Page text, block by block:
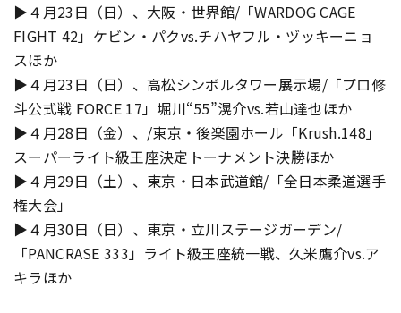
▶４月23日（日）、大阪・世界館/「WARDOG CAGE
FIGHT 42」ケビン・パクvs.チハヤフル・ヅッキーニョ
スほか
▶４月23日（日）、高松シンボルタワー展示場/「プロ修
斗公式戦 FORCE 17」堀川“55”滉介vs.若山達也ほか
▶４月28日（金）、/東京・後楽園ホール「Krush.148」
スーパーライト級王座決定トーナメント決勝ほか
▶４月29日（土）、東京・日本武道館/「全日本柔道選手
権大会」
▶４月30日（日）、東京・立川ステージガーデン/
「PANCRASE 333」ライト級王座統一戦、久米鷹介vs.ア
キラほか